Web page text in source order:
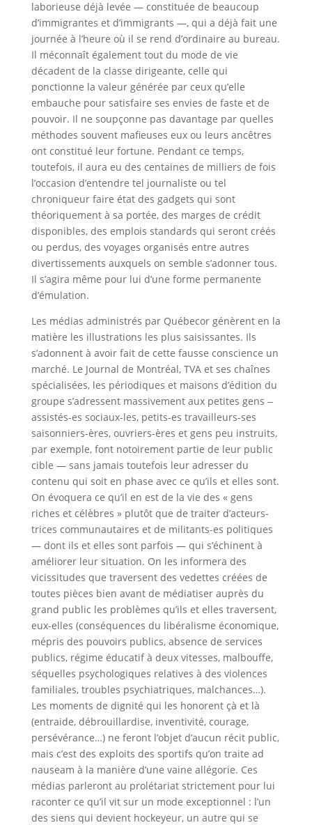
laborieuse déjà levée — constituée de beaucoup
d’immigrantes et d’immigrants —, qui a déjà fait une
journée à l’heure où il se rend d’ordinaire au bureau.
Il méconnaît également tout du mode de vie
décadent de la classe dirigeante, celle qui
ponctionne la valeur générée par ceux qu’elle
embauche pour satisfaire ses envies de faste et de
pouvoir. Il ne soupçonne pas davantage par quelles
méthodes souvent mafieuses eux ou leurs ancêtres
ont constitué leur fortune. Pendant ce temps,
toutefois, il aura eu des centaines de milliers de fois
l’occasion d’entendre tel journaliste ou tel
chroniqueur faire état des gadgets qui sont
théoriquement à sa portée, des marges de crédit
disponibles, des emplois standards qui seront créés
ou perdus, des voyages organisés entre autres
divertissements auxquels on semble s’adonner tous.
Il s’agira même pour lui d’une forme permanente
d’émulation.
Les médias administrés par Québecor génèrent en la
matière les illustrations les plus saisissantes. Ils
s’adonnent à avoir fait de cette fausse conscience un
marché. Le Journal de Montréal, TVA et ses chaînes
spécialisées, les périodiques et maisons d’édition du
groupe s’adressent massivement aux petites gens ‒
assistés-es sociaux-les, petits-es travailleurs-ses
saisonniers-ères, ouvriers-ères et gens peu instruits,
par exemple, font notoirement partie de leur public
cible — sans jamais toutefois leur adresser du
contenu qui soit en phase avec ce qu’ils et elles sont.
On évoquera ce qu’il en est de la vie des « gens
riches et célèbres » plutôt que de traiter d’acteurs-
trices communautaires et de militants-es politiques
— dont ils et elles sont parfois — qui s’échinent à
améliorer leur situation. On les informera des
vicissitudes que traversent des vedettes créées de
toutes pièces bien avant de médiatiser auprès du
grand public les problèmes qu’ils et elles traversent,
eux-elles (conséquences du libéralisme économique,
mépris des pouvoirs publics, absence de services
publics, régime éducatif à deux vitesses, malbouffe,
séquelles psychologiques relatives à des violences
familiales, troubles psychiatriques, malchances…).
Les moments de dignité qui les honorent çà et là
(entraide, débrouillardise, inventivité, courage,
persévérance…) ne feront l’objet d’aucun récit public,
mais c’est des exploits des sportifs qu’on traite ad
nauseam à la manière d’une vaine allégorie. Ces
médias parleront au prolétariat strictement pour lui
raconter ce qu’il vit sur un mode exceptionnel : l’un
des siens qui devient hockeyeur, un autre qui se